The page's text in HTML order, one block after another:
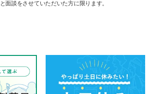
面談をさせていただいた方に限ります。